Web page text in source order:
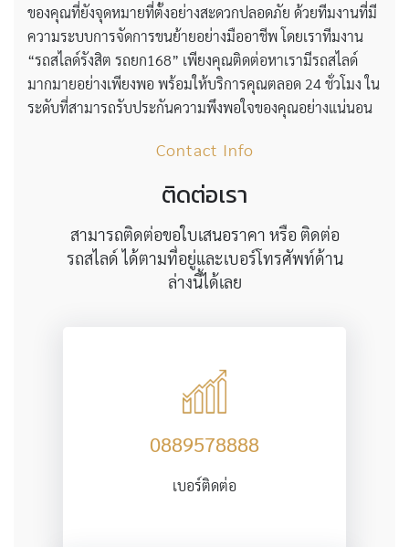
ของคุณที่ยังจุดหมายที่ตั้งอย่างสะดวกปลอดภัย ด้วยทีมงานที่มี
ความระบบการจัดการขนย้ายอย่างมืออาชีพ โดยเราทีมงาน
“รถสไลด์รังสิต รถยก168” เพียงคุณติดต่อหาเรามีรถสไลด์
มากมายอย่างเพียงพอ พร้อมให้บริการคุณตลอด 24 ชั่วโมง ใน
ระดับที่สามารถรับประกันความพึงพอใจของคุณอย่างแน่นอน
Contact Info
ติดต่อเรา
สามารถติดต่อขอใบเสนอราคา หรือ ติดต่อ
รถสไลด์ ได้ตามที่อยู่และเบอร์โทรศัพท์ด้าน
ล่างนี้ได้เลย
0889578888
เบอร์ติดต่อ